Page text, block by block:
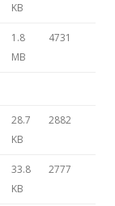
KB
1.8
MB
4731
28.7
KB
2882
33.8
KB
2777